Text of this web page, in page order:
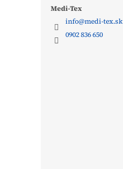
Medi-Tex
info@medi-tex.sk
0902 836 650